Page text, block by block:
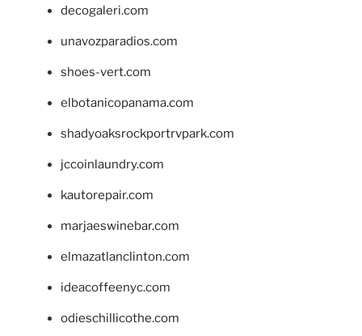
decogaleri.com
unavozparadios.com
shoes-vert.com
elbotanicopanama.com
shadyoaksrockportrvpark.com
jccoinlaundry.com
kautorepair.com
marjaeswinebar.com
elmazatlanclinton.com
ideacoffeenyc.com
odieschillicothe.com